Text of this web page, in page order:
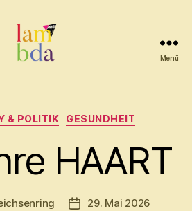
Menü
Kategorien
& POLITIK GESUNDHEIT
HAART
Beitragsdatum
29. Mai 2026